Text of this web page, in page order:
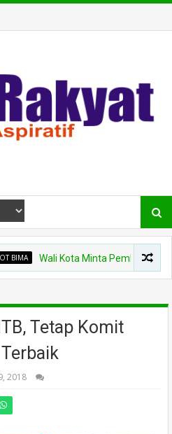
Kota Minta Pembangunan Gedung
Tetap Komit
2018